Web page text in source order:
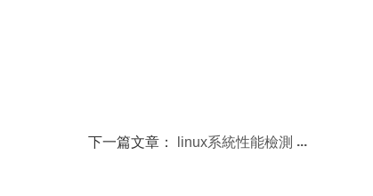
下一篇文章： linux系統性能檢測